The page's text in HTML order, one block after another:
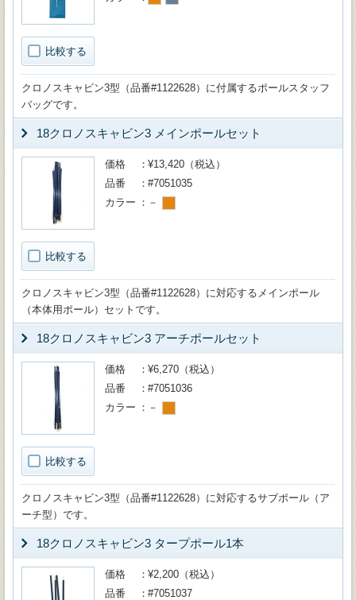
比較する
クロノスキャビン3型（品番#1122628）に付属するポールスタッフ
バッグです。
18クロノスキャビン3 メインポールセット
比較する
価格
¥13,420（税込）
品番
#7051035
カラー
－
クロノスキャビン3型（品番#1122628）に対応するメインポール
（本体用ポール）セットです。
18クロノスキャビン3 アーチポールセット
比較する
価格
¥6,270（税込）
品番
#7051036
カラー
－
クロノスキャビン3型（品番#1122628）に対応するサブポール（ア
ーチ型）です。
18クロノスキャビン3 タープポール1本
価格
¥2,200（税込）
品番
#7051037